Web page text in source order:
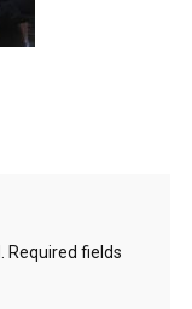
Required fields